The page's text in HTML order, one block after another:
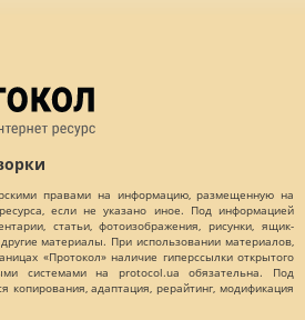
правами на информацию, размещенную на
если не указано иное. Под информацией
статьи, фотоизображения, рисунки, ящик-
материалы. При использовании материалов,
«Протокол» наличие гиперссылки открытого
системами на protocol.ua обязательна. Под
копирования, адаптация, рерайтинг, модификация